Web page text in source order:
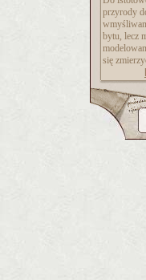
przyrody
bytu, lecz
się